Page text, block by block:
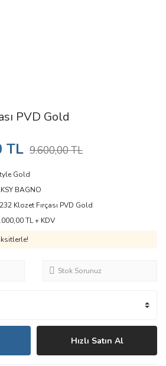
PVD Gold
TL 9.600,00 TL
Gold
BAGNO
Klozet Fırçası PVD Gold
TL + KDV
Stok Sorunuz
Hızlı Satın Al